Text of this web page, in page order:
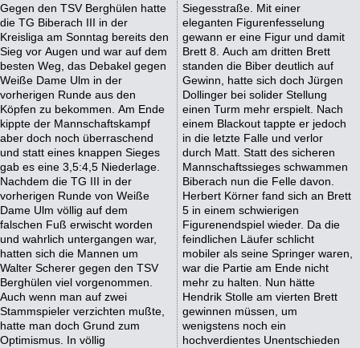
Gegen den TSV Berghülen hatte
die TG Biberach III in der
Kreisliga am Sonntag bereits den
Sieg vor Augen und war auf dem
besten Weg, das Debakel gegen
Weiße Dame Ulm in der
vorherigen Runde aus den
Köpfen zu bekommen. Am Ende
kippte der Mannschaftskampf
aber doch noch überraschend
und statt eines knappen Sieges
gab es eine 3,5:4,5 Niederlage.
Nachdem die TG III in der
vorherigen Runde von Weiße
Dame Ulm völlig auf dem
falschen Fuß erwischt worden
und wahrlich untergangen war,
hatten sich die Mannen um
Walter Scherer gegen den TSV
Berghülen viel vorgenommen.
Auch wenn man auf zwei
Stammspieler verzichten mußte,
hatte man doch Grund zum
Optimismus. In völlig
Siegesstraße. Mit einer
eleganten Figurenfesselung
gewann er eine Figur und damit
Brett 8. Auch am dritten Brett
standen die Biber deutlich auf
Gewinn, hatte sich doch Jürgen
Dollinger bei solider Stellung
einen Turm mehr erspielt. Nach
einem Blackout tappte er jedoch
in die letzte Falle und verlor
durch Matt. Statt des sicheren
Mannschaftssieges schwammen
Biberach nun die Felle davon.
Herbert Körner fand sich an Brett
5 in einem schwierigen
Figurenendspiel wieder. Da die
feindlichen Läufer schlicht
mobiler als seine Springer waren,
war die Partie am Ende nicht
mehr zu halten. Nun hätte
Hendrik Stolle am vierten Brett
gewinnen müssen, um
wenigstens noch ein
hochverdientes Unentschieden